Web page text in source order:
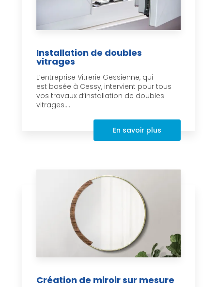
Installation de doubles
vitrages
L’entreprise Vitrerie Gessienne, qui
est basée à Cessy, intervient pour tous
vos travaux d’installation de doubles
vitrages....
En savoir plus
Création de miroir sur mesure